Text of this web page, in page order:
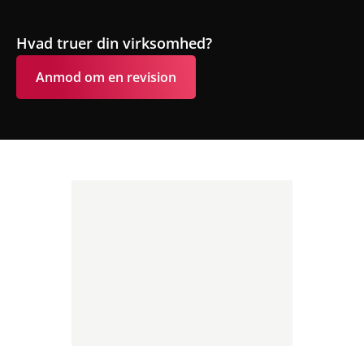
Hvad truer din virksomhed?
Anmod om en revision